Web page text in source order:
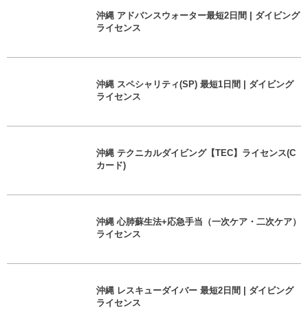
沖縄 アドバンスウォーター最短2日間 | ダイビング
ライセンス
沖縄 スペシャリティ(SP) 最短1日間 | ダイビング
ライセンス
沖縄 テクニカルダイビング【TEC】ライセンス(C
カード)
沖縄 心肺蘇生法+応急手当（一次ケア・二次ケア）
ライセンス
沖縄 レスキューダイバー 最短2日間 | ダイビング
ライセンス